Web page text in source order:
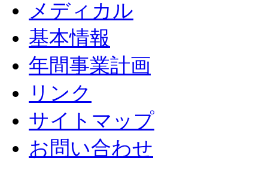
メディカル
基本情報
年間事業計画
リンク
サイトマップ
お問い合わせ